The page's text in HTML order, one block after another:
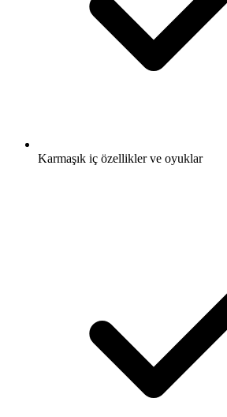
Karmaşık iç özellikler ve oyuklar